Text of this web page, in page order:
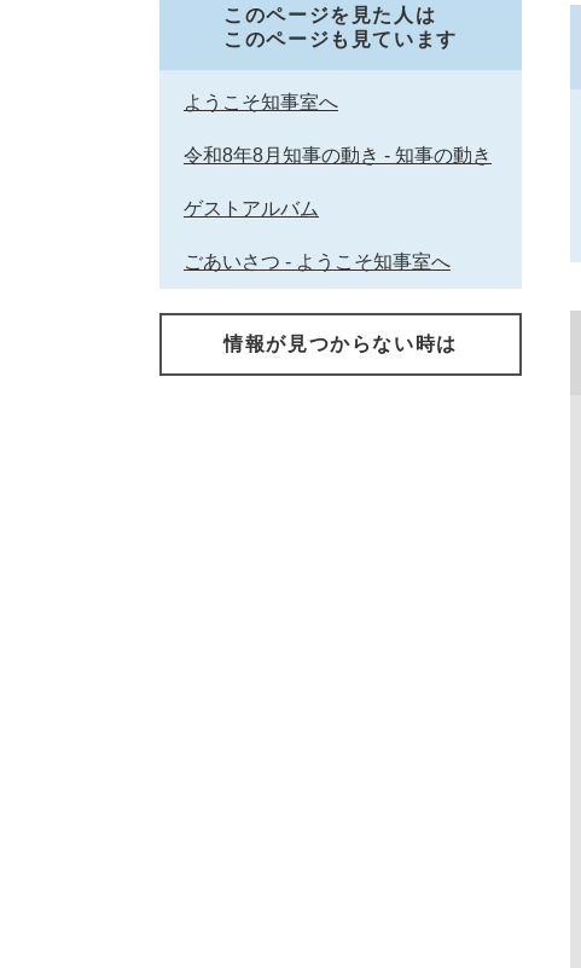
このページを見た人は
このページも見ています
ようこそ知事室へ
令和8年8月知事の動き - 知事の動き
ゲストアルバム
ごあいさつ - ようこそ知事室へ
情報が見つからない時は